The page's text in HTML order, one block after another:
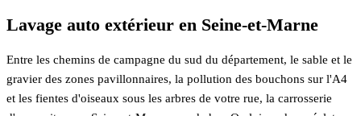
Lavage auto extérieur en Seine-et-Marne
Entre les chemins de campagne du sud du département, le sable et le
gravier des zones pavillonnaires, la pollution des bouchons sur l'A4
et les fientes d'oiseaux sous les arbres de votre rue, la carrosserie